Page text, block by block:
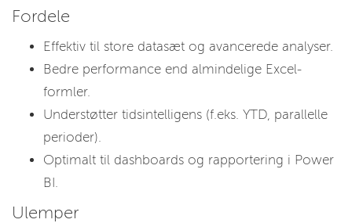
Fordele
Effektiv til store datasæt og avancerede analyser.
Bedre performance end almindelige Excel-
formler.
Understøtter tidsintelligens (f.eks. YTD, parallelle
perioder).
Optimalt til dashboards og rapportering i Power
BI.
Ulemper